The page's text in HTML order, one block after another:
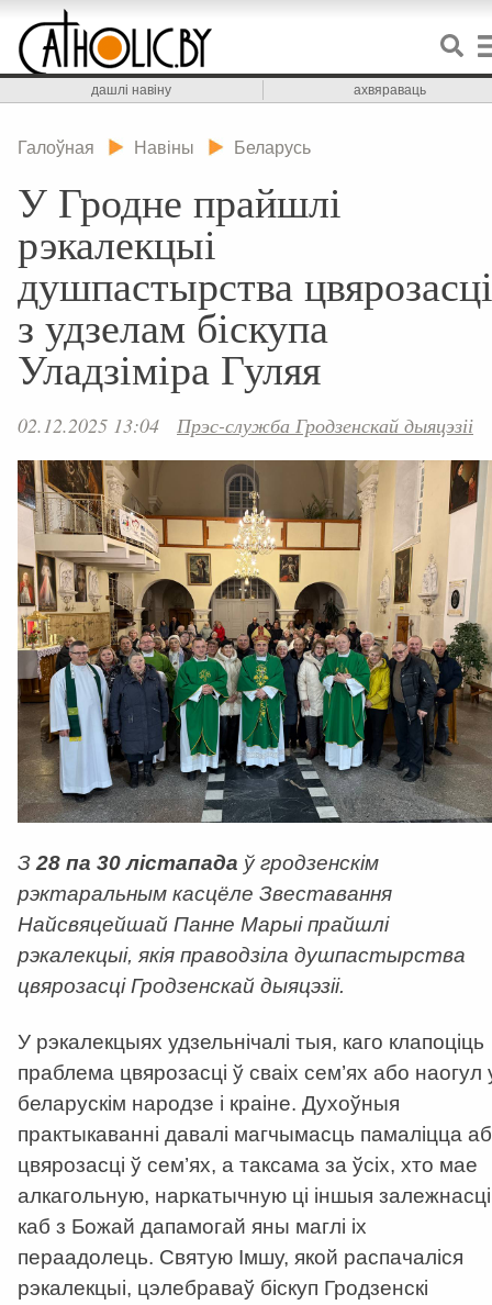
дашлі навіну ахвяраваць
Галоўная Навіны Беларусь
У Гродне прайшлі
рэкалекцыі
душпастырства цвярозасці
з удзелам біскупа
Уладзіміра Гуляя
02.12.2025 13:04 Прэс-служба Гродзенскай дыяцэзіі
З 28 па 30 лістапада ў гродзенскім
рэктаральным касцёле Звеставання
Найсвяцейшай Панне Марыі прайшлі
рэкалекцыі, якія праводзіла душпастырства
цвярозасці Гродзенскай дыяцэзіі.
У рэкалекцыях удзельнічалі тыя, каго клапоціць
праблема цвярозасці ў сваіх сем’ях або наогул
беларускім народзе і краіне. Духоўныя
практыкаванні давалі магчымасць памаліцца аб
цвярозасці ў сем’ях, а таксама за ўсіх, хто мае
алкагольную, наркатычную ці іншыя
каб з Божай дапамогай яны маглі іх
пераадолець. Святую Імшу, якой распачаліся
рэкалекцыі, цэлебраваў біскуп Гродзенскі